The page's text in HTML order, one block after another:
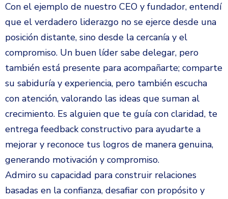
Con el ejemplo de nuestro CEO y fundador, entendí
que el verdadero liderazgo no se ejerce desde una
posición distante, sino desde la cercanía y el
compromiso. Un buen líder sabe delegar, pero
también está presente para acompañarte; comparte
su sabiduría y experiencia, pero también escucha
con atención, valorando las ideas que suman al
crecimiento. Es alguien que te guía con claridad, te
entrega feedback constructivo para ayudarte a
mejorar y reconoce tus logros de manera genuina,
generando motivación y compromiso.
Admiro su capacidad para construir relaciones
basadas en la confianza, desafiar con propósito y